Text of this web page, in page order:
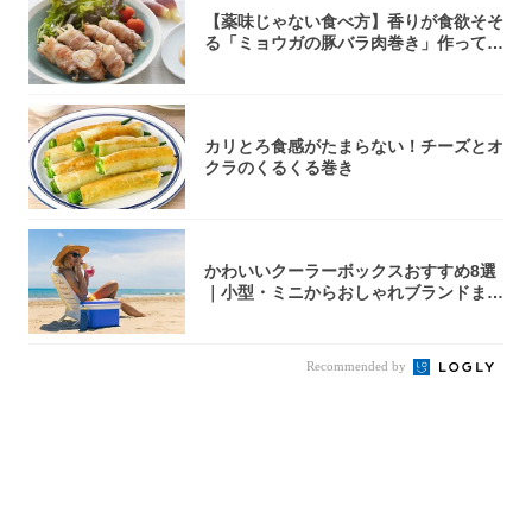
【薬味じゃない食べ方】香りが食欲そそ
る「ミョウガの豚バラ肉巻き」作ってみ
カリとろ食感がたまらない！チーズとオ
クラのくるくる巻き
かわいいクーラーボックスおすすめ8選
｜小型・ミニからおしゃれブランドまで
Recommended by